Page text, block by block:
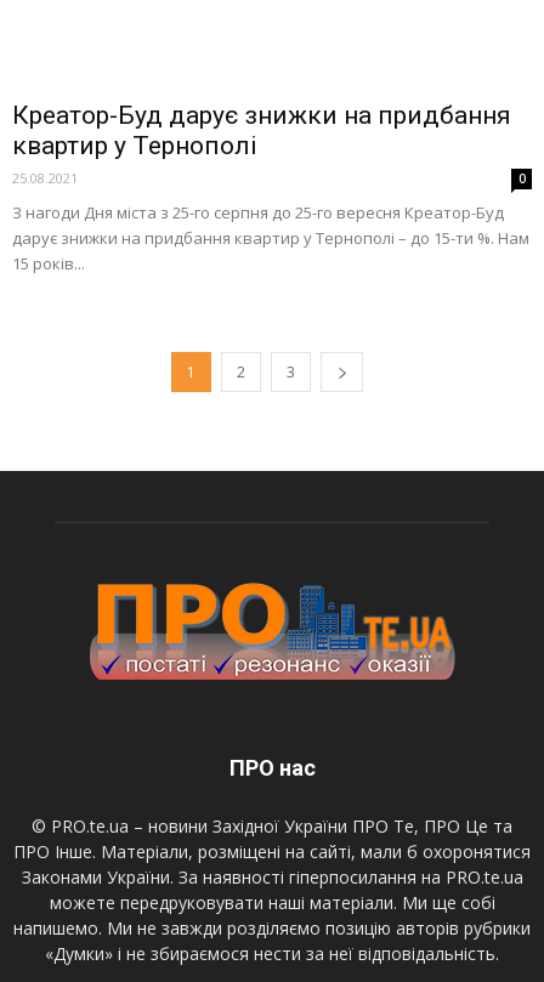
Креатор-Буд дарує знижки на придбання
квартир у Тернополі
25.08.2021 0
З нагоди Дня міста з 25-го серпня до 25-го вересня Креатор-Буд
дарує знижки на придбання квартир у Тернополі – до 15-ти %. Нам
15 років...
1 2 3
ПРО нас
© PRO.te.ua – новини Західної України ПРО Те, ПРО Це та
ПРО Інше. Матеріали, розміщені на сайті, мали б охоронятися
Законами України. За наявності гіперпосилання на PRO.te.ua
можете передруковувати наші матеріали. Ми ще собі
напишемо. Ми не завжди розділяємо позицію авторів рубрики
«Думки» і не збираємося нести за неї відповідальність.